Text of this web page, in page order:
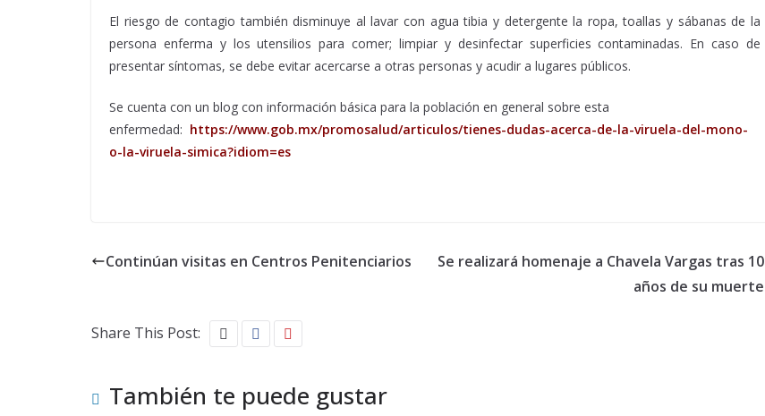
El riesgo de contagio también disminuye al lavar con agua tibia y detergente la ropa, toallas y sábanas de la
persona enferma y los utensilios para comer; limpiar y desinfectar superficies contaminadas. En caso de
presentar síntomas, se debe evitar acercarse a otras personas y acudir a lugares públicos.
Se cuenta con un blog con información básica para la población en general sobre esta
enfermedad: https://www.gob.mx/promosalud/articulos/tienes-dudas-acerca-de-la-viruela-del-mono-
o-la-viruela-simica?idiom=es
Continúan visitas en Centros Penitenciarios
Se realizará homenaje a Chavela Vargas tras 10
años de su muerte
Share This Post:
También te puede gustar